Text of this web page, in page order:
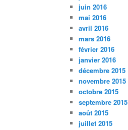
juin 2016
mai 2016
avril 2016
mars 2016
février 2016
janvier 2016
décembre 2015
novembre 2015
octobre 2015
septembre 2015
août 2015
juillet 2015